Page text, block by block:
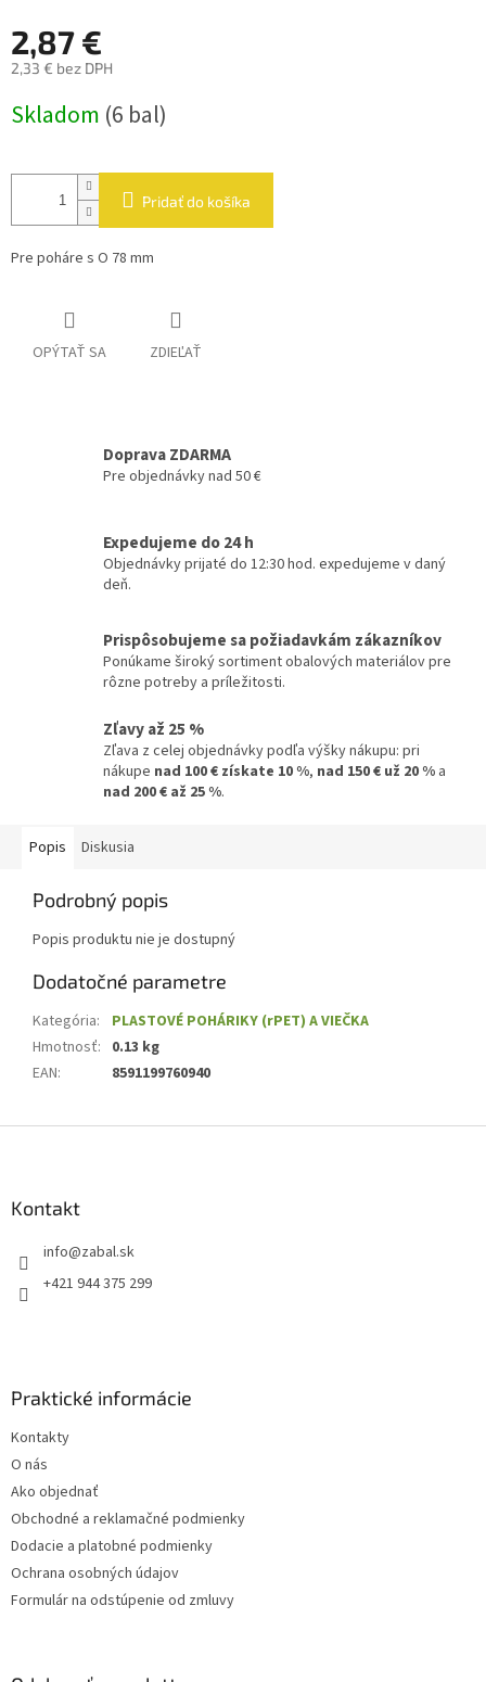
2,87 €
2,33 € bez DPH
cena:
Skladom (6 bal)
Pridať do košíka
Pre poháre s O 78 mm
OPÝTAŤ SA ZDIEĽAŤ
Doprava ZDARMA
Pre objednávky nad 50 €
Expedujeme do 24 h
Objednávky prijaté do 12:30 hod. expedujeme v daný
deň.
Prispôsobujeme sa požiadavkám zákazníkov
Ponúkame široký sortiment obalových materiálov pre
rôzne potreby a príležitosti.
Zľavy až 25 %
Zľava z celej objednávky podľa výšky nákupu: pri
nákupe nad 100 € získate 10 %, nad 150 € už 20 % a
nad 200 € až 25 %.
Popis Diskusia
Podrobný popis
Popis produktu nie je dostupný
Dodatočné parametre
Kategória:
PLASTOVÉ POHÁRIKY (rPET) A VIEČKA
Hmotnosť: 0.13 kg
EAN: 8591199760940
Kontakt
info@zabal.sk
+421 944 375 299
Praktické informácie
Kontakty
O nás
Ako objednať
Obchodné a reklamačné podmienky
Dodacie a platobné podmienky
Ochrana osobných údajov
Formulár na odstúpenie od zmluvy